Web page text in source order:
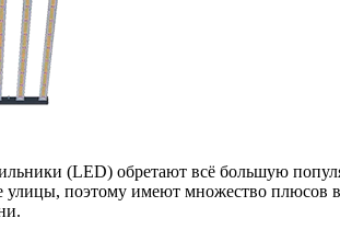
(LED) обретают всё большую
поэтому имеют множество плюсов